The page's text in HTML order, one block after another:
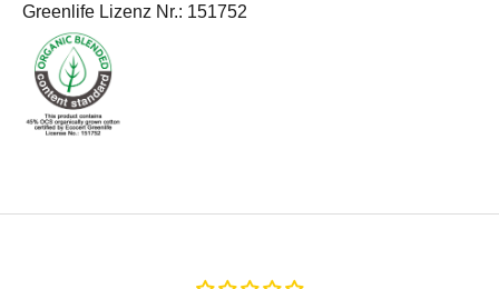
Greenlife Lizenz Nr.: 151752